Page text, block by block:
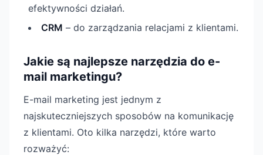
efektywności działań.
CRM – do zarządzania relacjami z klientami.
Jakie są najlepsze narzędzia do e-
mail marketingu?
E-mail marketing jest jednym z
najskuteczniejszych sposobów na komunikację
z klientami. Oto kilka narzędzi, które warto
rozważyć: